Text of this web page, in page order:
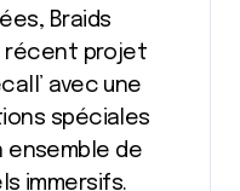
Braids
récent projet
avec une
spéciales
ensemble de
immersifs.